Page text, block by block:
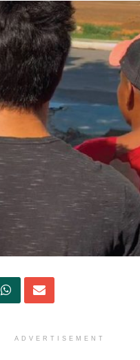
ADVERTISEMENT